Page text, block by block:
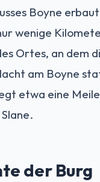
Boyne
wenige
Ortes, an dem
am Boyne
etwa eine
der Burg